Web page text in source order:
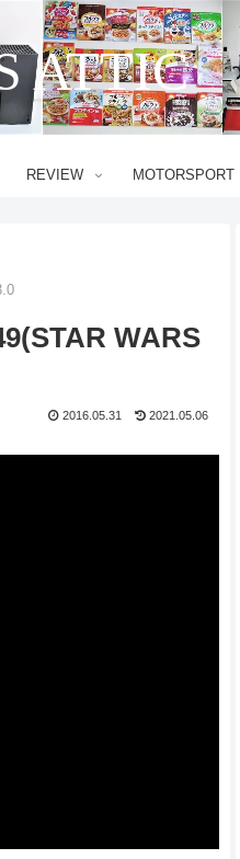
ATTIC
REVIEW MOTORSPORT
WARS
2016.05.31 2021.05.06